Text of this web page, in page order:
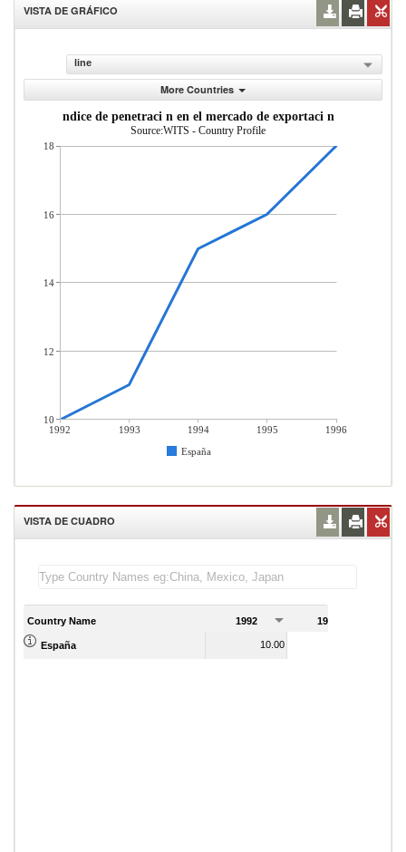
VISTA DE GRÁFICO
line
More Countries
ndice de penetraci n en el mercado de exportaci n
Source:WITS - Country Profile
1992 1993 1994 1995
1996
España
18
16
14
12
10
VISTA DE CUADRO
Country Name 1992 1993
España 10.00